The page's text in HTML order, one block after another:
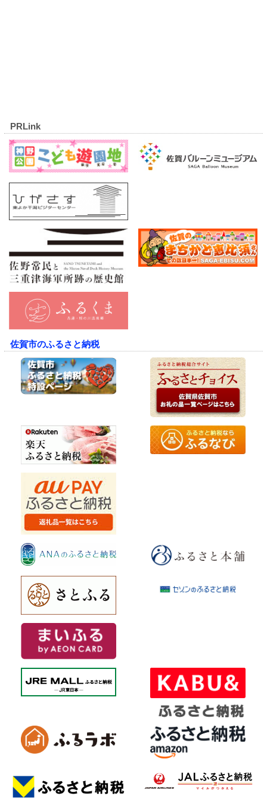
PRLink
佐賀市のふるさと納税